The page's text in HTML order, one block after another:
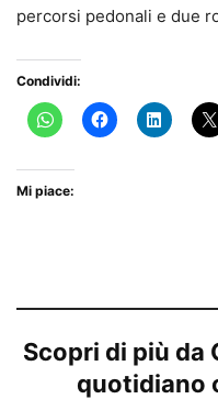
percorsi pedonali e due
Condividi:
Mi piace:
Scopri di più da
quotidiano